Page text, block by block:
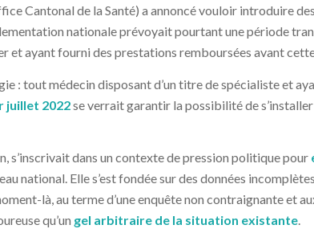
Cantonal de la Santé) a annoncé vouloir introduire
nationale prévoyait pourtant une période
et ayant fourni des prestations remboursées avant
: tout médecin disposant d’un titre de spécialiste et
juillet 2022se verrait garantir la possibilité de
s’inscrivait dans un contexte de pression politique pour
national. Elle s’est fondée sur des données
là, au terme d’une enquête non contraignante et
qu’un gel arbitraire de la situation existante.